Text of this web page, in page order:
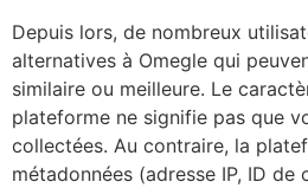
Depuis lors, de nombreux
alternatives à Omegle qui
similaire ou meilleure. Le
plateforme ne signifie pas que
collectées. Au contraire, la
métadonnées (adresse IP, ID